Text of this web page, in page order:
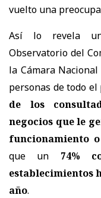
vuelto una
Así lo revela
Observatorio del
la Cámara
personas de todo
de los
negocios que le
funcionamiento
que un 74%
establecimientos
año.